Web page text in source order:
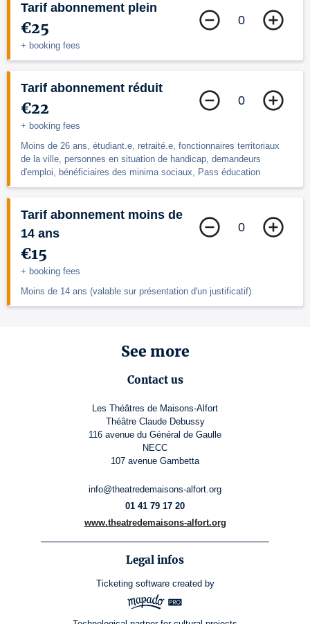
Tarif abonnement plein
€25
+ booking fees
0
Tarif abonnement réduit
€22
+ booking fees
Moins de 26 ans, étudiant.e, retraité.e, fonctionnaires territoriaux
de la ville, personnes en situation de handicap, demandeurs
d'emploi, bénéficiaires des minima sociaux, Pass éducation
0
Tarif abonnement moins de
14 ans
€15
+ booking fees
Moins de 14 ans (valable sur présentation d'un justificatif)
0
See more
Contact us
Les Théâtres de Maisons-Alfort
Théâtre Claude Debussy
116 avenue du Général de Gaulle
NECC
107 avenue Gambetta
info@theatredemaisons-alfort.org
01 41 79 17 20
www.theatredemaisons-alfort.org
Legal infos
Ticketing software created by